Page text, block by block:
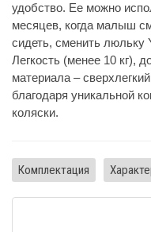
удобство. Ее можно
месяцев, когда малыш
сидеть, сменить люльку
Легкость (менее 10 кг),
материала –
благодаря уникальной
коляски.
Комплектация